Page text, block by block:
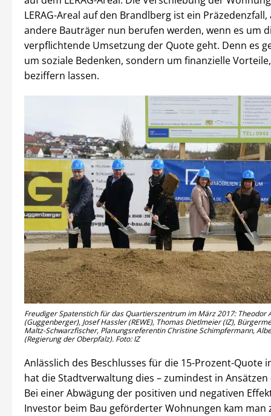
LERAG-Areal auf den Brandlberg ist ein
andere Bauträger nun berufen werden, wenn es um
verpflichtende Umsetzung der Quote geht. Denn es
um soziale Bedenken, sondern um finanzielle
beziffern lassen.
Freudiger Spatenstich für das Quartierszentrum im März 2017: Theodor
(Guggenberger), Josef Hassler (REWE), Thomas Dietlmeier (IZ),
Maltz-Schwarzfischer, Planungsreferentin Christine Schimpfermann,
(Regierung der Oberpfalz). Foto: IZ
Anlässlich des Beschlusses für die 15-Prozent-Quote
hat die Stadtverwaltung dies – zumindest in Ansätzen
Bei einer Abwägung der positiven und negativen
Investor beim Bau geförderter Wohnungen kam man